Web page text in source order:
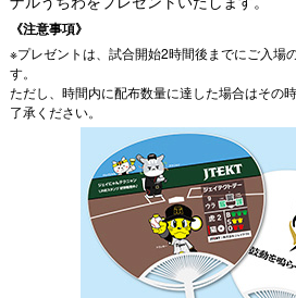
《注意事項》
※プレゼントは、試合開始2時間後までにご入場
す。
ただし、時間内に配布数量に達した場合はその
了承ください。